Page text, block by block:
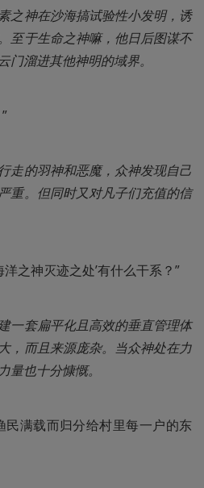
之神在沙海搞试验性小发明，诱
至于生命之神嘛，他日后图谋不
门溜进其他神明的域界。
走的羽神和恶魔，众神发现自己
重。但同时又对凡子们充值的信
之神灭迹之处’有什么干系？”
一套扁平化且高效的垂直管理体
，而且来源庞杂。当众神处在力
量也十分慷慨。
民满载而归分给村里每一户的东